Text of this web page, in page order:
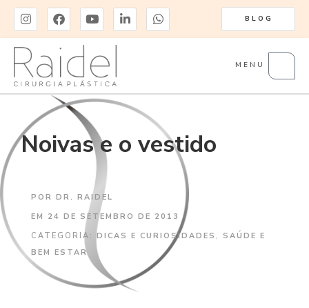
BLOG
MENU
Noivas e o vestido
POR DR. RAIDEL
EM 24 DE SETEMBRO DE 2013
CATEGORIA: DICAS E CURIOSIDADES , SAÚDE E
BEM ESTAR